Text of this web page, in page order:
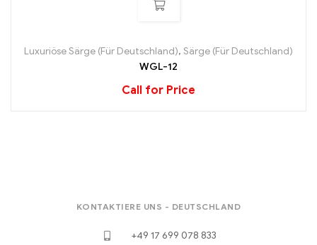
Luxuriöse Särge (Für Deutschland), Särge (Für Deutschland)
WGL-12
Call for Price
KONTAKTIERE UNS - DEUTSCHLAND
+49 17 699 078 833